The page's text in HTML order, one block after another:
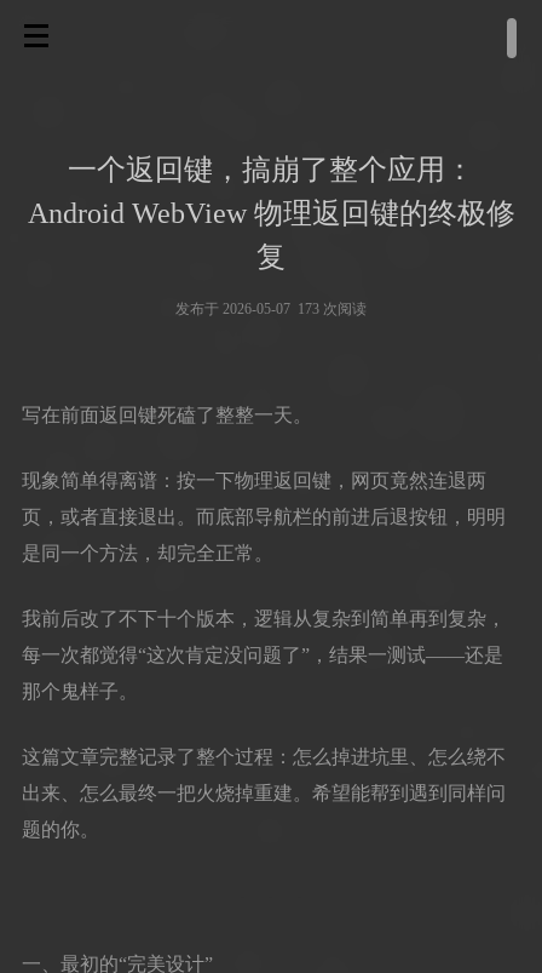
一个返回键，搞崩了整个应用：
Android WebView 物理返回键的终极修
复
发布于 2026-05-07 173 次阅读
写在前面返回键死磕了整整一天。
现象简单得离谱：按一下物理返回键，网页竟然连退两
页，或者直接退出。而底部导航栏的前进后退按钮，明明
是同一个方法，却完全正常。
我前后改了不下十个版本，逻辑从复杂到简单再到复杂，
每一次都觉得“这次肯定没问题了”，结果一测试——还是
那个鬼样子。
这篇文章完整记录了整个过程：怎么掉进坑里、怎么绕不
出来、怎么最终一把火烧掉重建。希望能帮到遇到同样问
题的你。
一、最初的“完美设计”